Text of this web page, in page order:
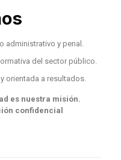
administrativo y penal.
del sector público.
orientada a resultados.
es nuestra misión.
confidencial